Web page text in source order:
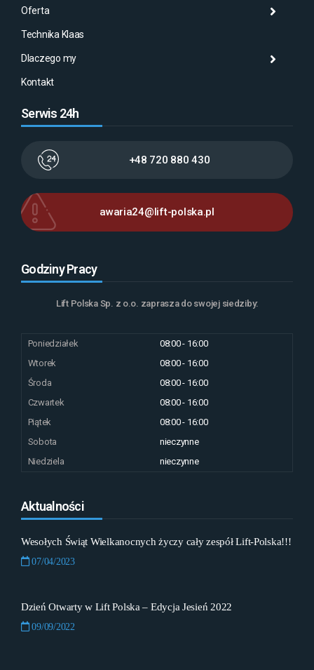
Oferta
Technika Klaas
Dlaczego my
Kontakt
Serwis 24h
+48 720 880 430
awaria24@lift-polska.pl
Godziny Pracy
Lift Polska Sp. z o.o. zaprasza do swojej siedziby:
Poniedziałek
08:00 - 16:00
Wtorek
08:00 - 16:00
Środa
08:00 - 16:00
Czwartek
08:00 - 16:00
Piątek
08:00 - 16:00
Sobota
nieczynne
Niedziela
nieczynne
Aktualności
Wesołych Świąt Wielkanocnych życzy cały zespół Lift-Polska!!!
07/04/2023
Dzień Otwarty w Lift Polska – Edycja Jesień 2022
09/09/2022